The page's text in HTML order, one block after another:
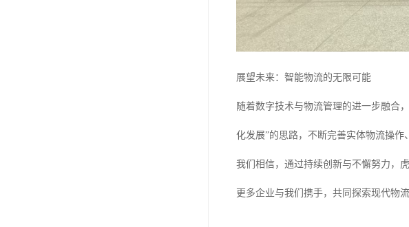
展望未来：智能物流的无限可能
随着数字技术与物流管理的进一步融合
化发展”的思路，不断完善实体物流操作
我们相信，通过持续创新与不懈努力，
更多企业与我们携手，共同探索现代物